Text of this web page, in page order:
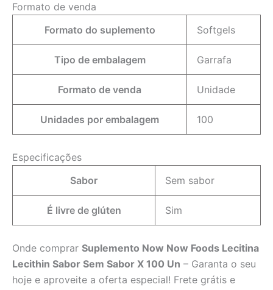
Formato de venda
Formato do suplemento
Softgels
Tipo de embalagem Garrafa
Formato de venda Unidade
Unidades por embalagem 100
Especificações
Sabor
Sem sabor
É livre de glúten Sim
Onde comprar Suplemento Now Now Foods Lecitina
Lecithin Sabor Sem Sabor X 100 Un – Garanta o seu
hoje e aproveite a oferta especial! Frete grátis e